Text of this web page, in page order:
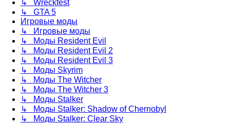
↳ Wreckfest
↳ GTA 5
Игровые моды
↳ Игровые моды
↳ Моды Resident Evil
↳ Моды Resident Evil 2
↳ Моды Resident Evil 3
↳ Моды Skyrim
↳ Моды The Witcher
↳ Моды The Witcher 3
↳ Моды Stalker
↳ Моды Stalker: Shadow of Chernobyl
↳ Моды Stalker: Clear Sky